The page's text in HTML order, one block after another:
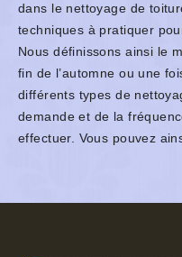
dans le nettoyage de
techniques à pratiquer
Nous définissons ainsi le
fin de l’automne ou une
différents types de
demande et de la
effectuer. Vous pouvez